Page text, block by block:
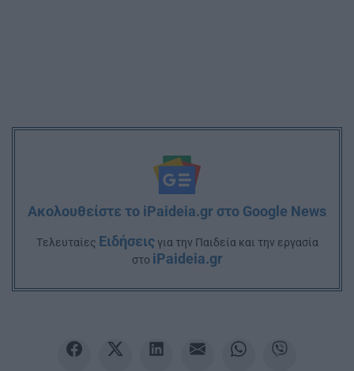
Ακολουθείστε το iPaideia.gr στο Google News
Tελευταίες Ειδήσειςγια την Παιδεία και την εργασία
στο iPaideia.gr